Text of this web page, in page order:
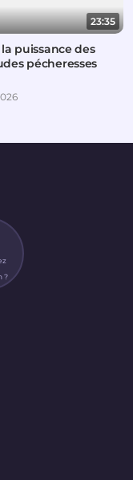
23:35
puissance des
pécheresses
?